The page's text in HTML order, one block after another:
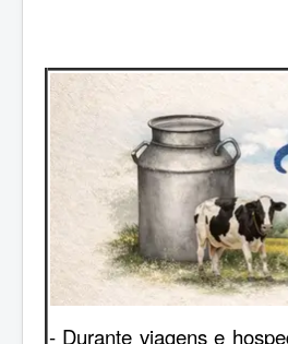
- Durante viagens e